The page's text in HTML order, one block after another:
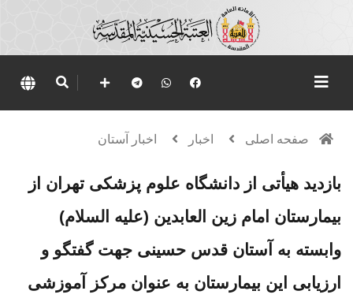
صفحه اصلی اخبار اخبار آستان
بازدید هیأتی از دانشگاه علوم پزشکی تهران از
بیمارستان امام زین العابدین (علیه السلام)
وابسته به آستان قدس حسینی جهت گفتگو و
ارزیابی این بیمارستان به عنوان مرکز آموزشی